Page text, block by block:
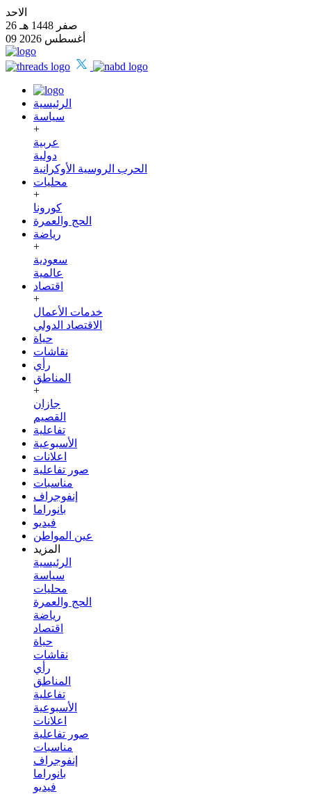
الاحد
26 صفر 1448 هـ
09 أغسطس 2026
الرئيسية
سياسة
+
عربية
دولية
الحرب الروسية الأوكرانية
محليات
+
كورونا
الحج والعمرة
رياضة
+
سعودية
عالمية
اقتصاد
+
خدمات الأعمال
الاقتصاد الدولي
حياة
نقاشات
رأي
المناطق
+
جازان
القصيم
تفاعلية
الأسبوعية
اعلانات
صور تفاعلية
مناسبات
إنفوجراف
بانوراما
فيديو
عين المواطن
المزيد
الرئيسية
سياسة
محليات
الحج والعمرة
رياضة
اقتصاد
حياة
نقاشات
رأي
المناطق
تفاعلية
الأسبوعية
اعلانات
صور تفاعلية
مناسبات
إنفوجراف
بانوراما
فيديو